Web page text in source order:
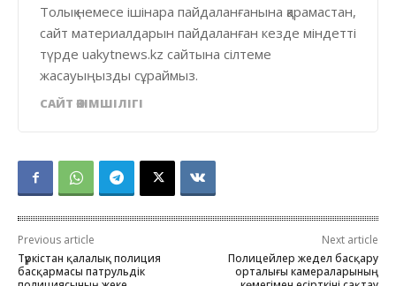
Толық немесе ішінара пайдаланғанына қарамастан,
сайт материалдарын пайдаланған кезде міндетті
түрде uakytnews.kz сайтына сілтеме
жасауыңызды сұраймыз.
САЙТ ӘКІМШІЛІГІ
Previous article
Түркістан қалалық полиция
басқармасы патрульдік
Next article
Полицейлер жедел басқару
орталығы камераларының